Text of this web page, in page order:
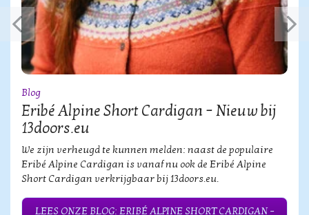
Blog
Eribé Alpine Short Cardigan – Nieuw bij
13doors.eu
We zijn verheugd te kunnen melden: naast de populaire
Eribé Alpine Cardigan is vanaf nu ook de Eribé Alpine
Short Cardigan verkrijgbaar bij 13doors.eu.
LEES ONZE BLOG: ERIBÉ ALPINE SHORT CARDIGAN –